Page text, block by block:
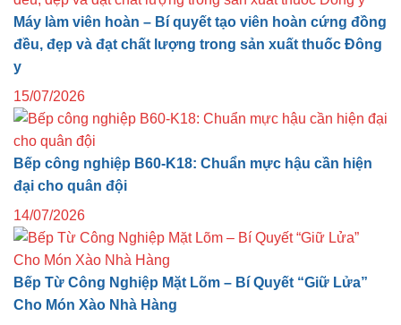
Máy làm viên hoàn – Bí quyết tạo viên hoàn cứng đồng
đều, đẹp và đạt chất lượng trong sản xuất thuốc Đông
y
15/07/2026
Bếp công nghiệp B60-K18: Chuẩn mực hậu cần hiện
đại cho quân đội
14/07/2026
Bếp Từ Công Nghiệp Mặt Lõm – Bí Quyết “Giữ Lửa”
Cho Món Xào Nhà Hàng